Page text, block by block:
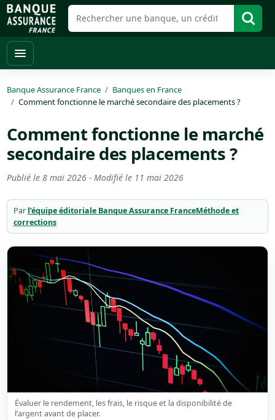
Banque Assurance France
Banques en France
Comment fonctionne le marché secondaire des placements ?
Comment fonctionne le marché
secondaire des placements ?
Publié le 8 mai 2026- Modifié le 11 mai 2026
Par l’équipe éditoriale Banque Assurance FranceMéthode et
corrections
Évaluer le rendement, les frais, le risque et la disponibilité de
l’argent avant de placer.